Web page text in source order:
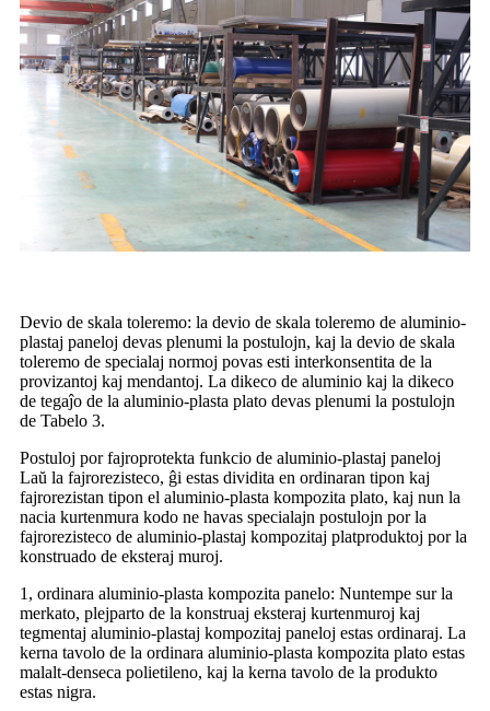
Devio de skala toleremo: la devio de skala toleremo de aluminio-
plastaj paneloj devas plenumi la postulojn, kaj la devio de skala
toleremo de specialaj normoj povas esti interkonsentita de la
provizantoj kaj mendantoj. La dikeco de aluminio kaj la dikeco
de tegaĵo de la aluminio-plasta plato devas plenumi la postulojn
de Tabelo 3.
Postuloj por fajroprotekta funkcio de aluminio-plastaj paneloj
Laŭ la fajrorezisteco, ĝi estas dividita en ordinaran tipon kaj
fajrorezistan tipon el aluminio-plasta kompozita plato, kaj nun la
nacia kurtenmura kodo ne havas specialajn postulojn por la
fajrorezisteco de aluminio-plastaj kompozitaj platproduktoj por la
konstruado de eksteraj muroj.
1, ordinara aluminio-plasta kompozita panelo: Nuntempe sur la
merkato, plejparto de la konstruaj eksteraj kurtenmuroj kaj
tegmentaj aluminio-plastaj kompozitaj paneloj estas ordinaraj. La
kerna tavolo de la ordinara aluminio-plasta kompozita plato estas
malalt-denseca polietileno, kaj la kerna tavolo de la produkto
estas nigra.